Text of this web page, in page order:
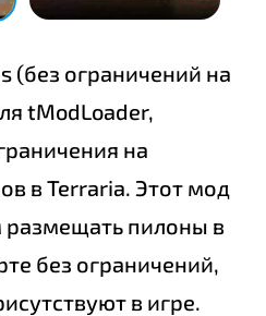
(без ограничений на
tModLoader,
на
в Terraria. Этот мод
размещать пилоны в
без ограничений,
в игре.